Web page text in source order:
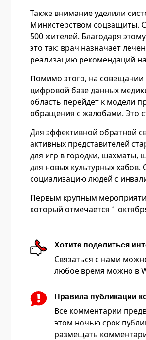
Также внимание уделили
Министерством соцзащиты.
500 жителей. Благодаря
это так: врач назначает
реализацию рекомендаций
Помимо этого, на совещании
цифровой базе данных
область перейдет к модели
обращения с жалобами. Это
Для эффективной обратной
активных представителей
для игр в городки, шахматы,
для новых культурных
социализацию людей с
Первым крупным
который отмечается 1
Хотите поделиться
Связаться с нами
любое время можно в
Правила публикации
Все комментарии
этом ночью срок
размещать